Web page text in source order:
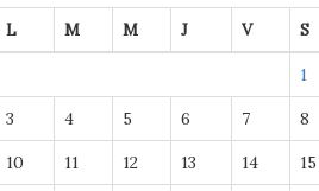
L M M J V S
1
3 4 5 6 7 8
10 11 12 13 14 15